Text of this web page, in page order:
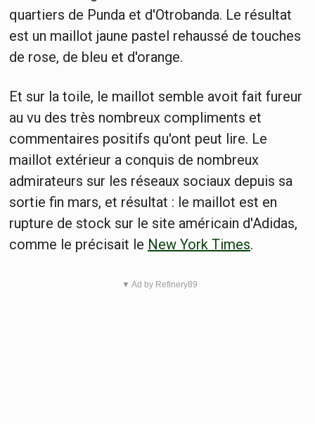
quartiers de Punda et d'Otrobanda. Le résultat
est un maillot jaune pastel rehaussé de touches
de rose, de bleu et d'orange.
Et sur la toile, le maillot semble avoit fait fureur
au vu des très nombreux compliments et
commentaires positifs qu'ont peut lire. Le
maillot extérieur a conquis de nombreux
admirateurs sur les réseaux sociaux depuis sa
sortie fin mars, et résultat : le maillot est en
rupture de stock sur le site américain d'Adidas,
comme le précisait le New York Times.
▼ Ad by Refinery89